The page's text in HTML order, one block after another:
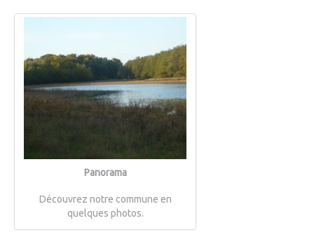
Panorama
Découvrez notre commune en
quelques photos.